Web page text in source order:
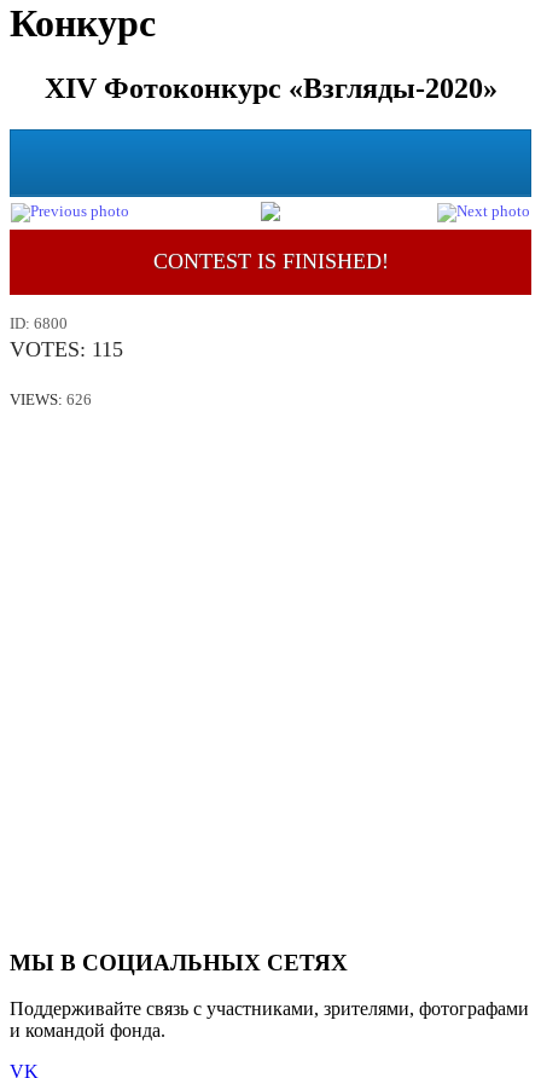
Конкурс
XIV Фотоконкурс «Взгляды-2020»
CONTEST IS FINISHED!
ID: 6800
VOTES: 115
VIEWS: 626
МЫ В СОЦИАЛЬНЫХ СЕТЯХ
Поддерживайте связь с участниками, зрителями, фотографами
и командой фонда.
VK